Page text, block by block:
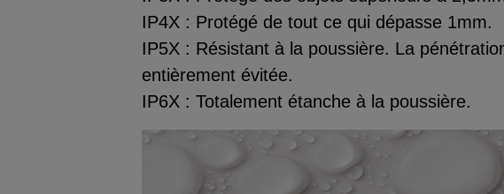
IP4X : Protégé de tout ce qui dépasse 1mm.
IP5X : Résistant à la poussière. La
entièrement évitée.
IP6X : Totalement étanche à la poussière.